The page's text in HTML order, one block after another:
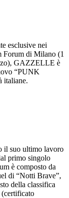
esclusive nei
Forum di Milano (1
GAZZELLE è
“PUNK
italiane.
il suo ultimo lavoro
primo singolo
è composto da
di “Notti Brave”,
della classifica